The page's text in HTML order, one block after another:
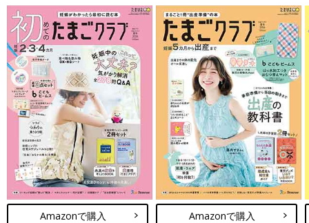
※記事内容でご紹介している投稿、リンク先は、削除される場合
があります。あらかじめご了承ください。
※記事の内容は記載当時の情報であり、現在と異なる場合があり
ます。
※記事内の価格はすべて税込み、2022年7月時点のものです。
Amazonで購入 Amazonで購入